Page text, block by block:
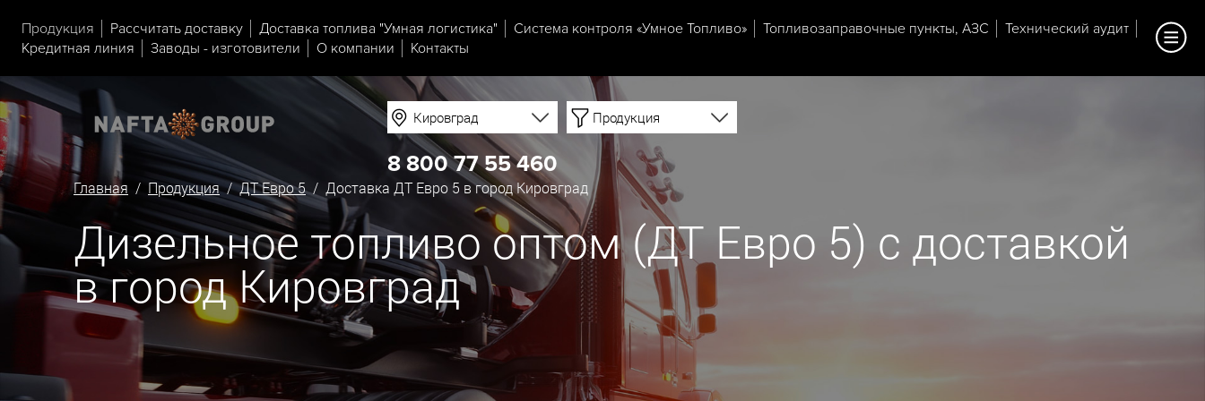
Продукция Рассчитать доставку Доставка топлива "Умная логистика" Система контроля «Умное Топливо» Топливозаправочные пункты, АЗС
Технический аудит
Кредитная линия
Заводы - изготовители О компании Контакты
Кировград Продукция
8 800 77 55 460
Главная / Продукция/ДТ Евро 5/ Доставка ДТ Евро 5 в город Кировград
Дизельное топливо оптом (ДТ Евро 5) с доставкой
в город Кировград